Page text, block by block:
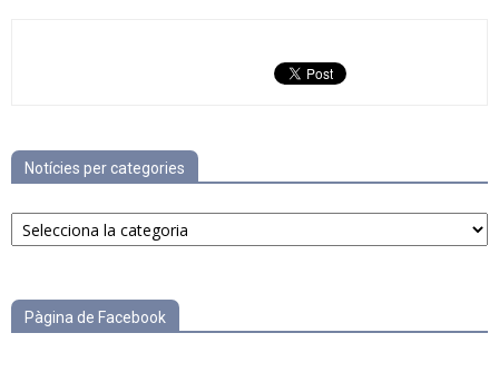
Notícies per categories
Notícies
per
Pàgina de Facebook